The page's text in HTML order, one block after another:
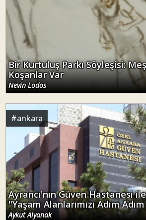
Bir Kurtuluş Parkı Söyleşisi:
Koşanlar Var
Nevin Lodos
#ankara
Ayrancı'nın Güven Hastanesi
"Yaşam Alanlarımızı Adım
Aykut Alyanak